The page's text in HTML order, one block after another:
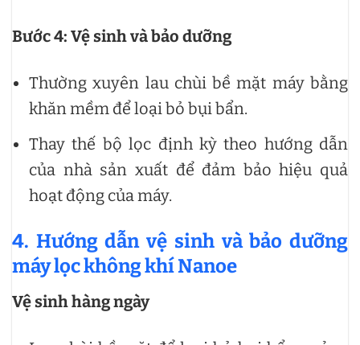
Bước 4: Vệ sinh và bảo dưỡng
Thường xuyên lau chùi bề mặt máy bằng
khăn mềm để loại bỏ bụi bẩn.
Thay thế bộ lọc định kỳ theo hướng dẫn
của nhà sản xuất để đảm bảo hiệu quả
hoạt động của máy.
4. Hướng dẫn vệ sinh và bảo dưỡng
máy lọc không khí Nanoe
Vệ sinh hàng ngày